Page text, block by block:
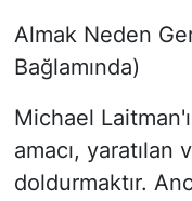
Almak Neden
Bağlamında)
Michael
amacı, yaratılan
doldurmaktır.